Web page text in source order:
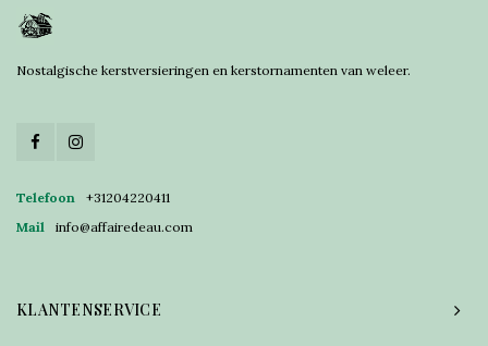
Nostalgische kerstversieringen en kerstornamenten van weleer.
Telefoon
+31204220411
Mail
info@affairedeau.com
KLANTENSERVICE